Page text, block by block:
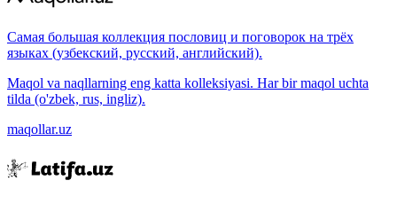
Самая большая коллекция пословиц и поговорок на трёх
языках (узбекский, русский, английский).
Maqol va naqllarning eng katta kolleksiyasi. Har bir maqol uchta
tilda (o'zbek, rus, ingliz).
maqollar.uz